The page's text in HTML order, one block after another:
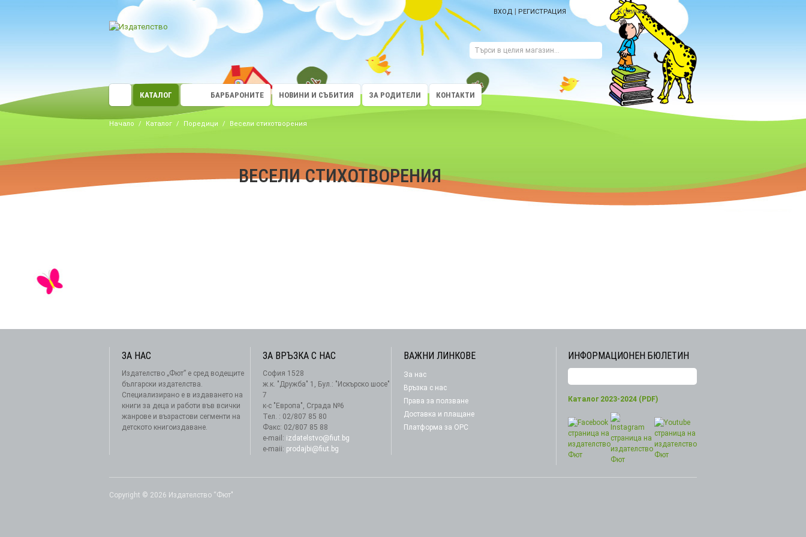
ВХОД | РЕГИСТРАЦИЯ Количка
КАТАЛОГ БАРБАРОНИТЕ НОВИНИ И СЪБИТИЯ ЗА РОДИТЕЛИ КОНТАКТИ
Начало / Каталог / Поредици / Весели стихотворения
ВЕСЕЛИ СТИХОТВОРЕНИЯ
ИНФОРМАЦИОНЕН БЮЛЕТИН
АБОНАМЕНТ
Каталог 2023-2024 (PDF)
ЗА НАС
Издателство „Фют” е сред водещите
български издателства.
Специализирано е в издаването на
книги за деца и работи във всички
жанрове и възрастови сегменти на
детското книгоиздаване.
ЗА ВРЪЗКА С НАС
София 1528
ж.к. "Дружба" 1, Бул.: "Искърско шосе"
7
к-с "Европа", Сграда №6
Тел. : 02/807 85 80
Факс: 02/807 85 88
e-mail: izdatelstvo@fiut.bg
e-maii: prodajbi@fiut.bg
ВАЖНИ ЛИНКОВЕ
За нас
Връзка с нас
Права за ползване
Доставка и плащане
Платформа за ОРС
Copyright © 2026 Издателство “Фют"